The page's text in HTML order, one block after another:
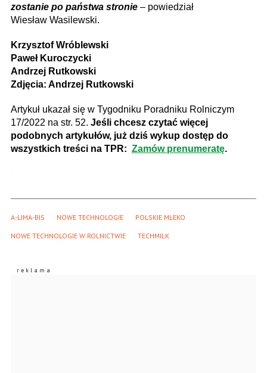
zostanie po państwa stronie – powiedział
Wiesław Wasilewski.
Krzysztof Wróblewski
Paweł Kuroczycki
Andrzej Rutkowski
Zdjęcia: Andrzej Rutkowski
Artykuł ukazał się w Tygodniku Poradniku Rolniczym
17/2022 na str. 52. Jeśli chcesz czytać więcej
podobnych artykułów, już dziś wykup dostęp do
wszystkich treści na TPR: Zamów prenumeratę.
A-LIMA-BIS NOWE TECHNOLOGIE POLSKIE MLEKO
NOWE TECHNOLOGIE W ROLNICTWIE TECHMILK